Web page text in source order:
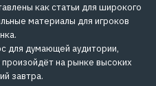
как статьи для широкого
материалы для игроков
для думающей аудитории,
на рынке высоких
завтра.